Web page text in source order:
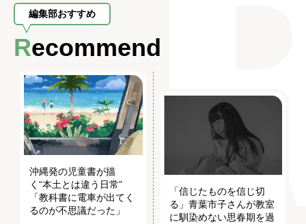
編集部おすすめ
Recommend
沖縄発の児童書が描
く“本土とは違う日常”
「教科書に電車が出てく
るのが不思議だった」
「信じたものを信じ切
る」青葉市子さんが教室
に馴染めない思春期を過